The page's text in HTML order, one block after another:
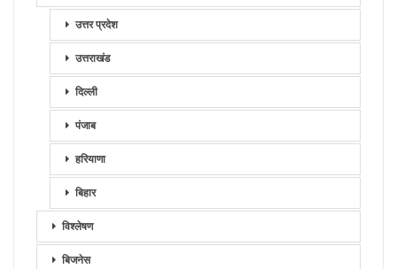
उत्तर प्रदेश
उत्तराखंड
दिल्ली
पंजाब
हरियाणा
बिहार
विश्लेषण
बिजनेस